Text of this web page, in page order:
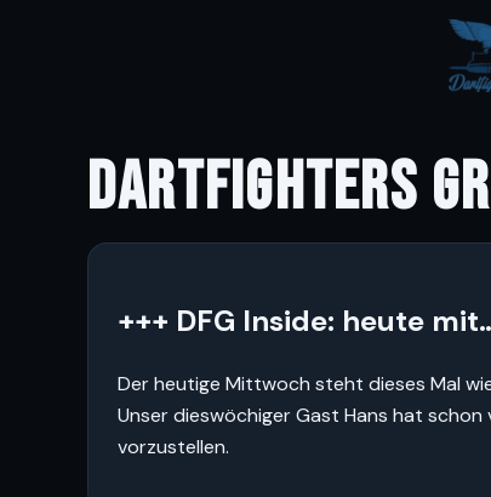
DARTFIGHTERS
+++ DFG Inside: heute
Der heutige Mittwoch steht dieses Mal
Unser dieswöchiger Gast Hans hat schon
vorzustellen.